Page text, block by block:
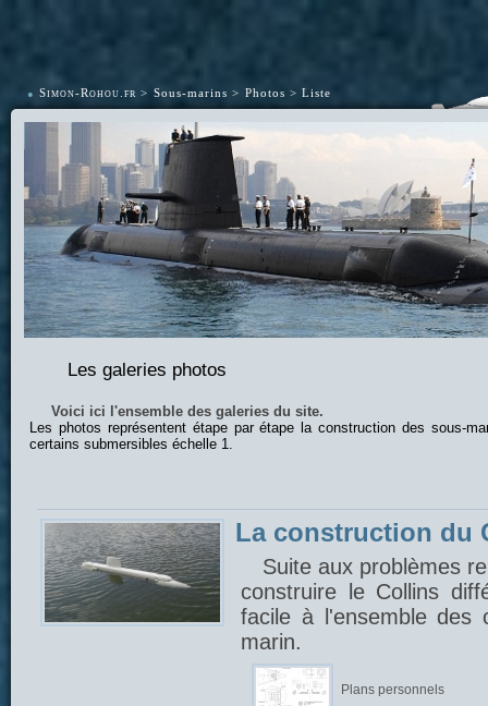
• Simon-Rohou.fr Sous-marins Photos Liste
Les galeries photos
Voici ici l'ensemble des galeries du site.
Les photos représentent étape par étape la construction des sous-
certains submersibles échelle 1.
La construction du
Suite aux problèmes
construire le Collins
facile à l'ensemble des
marin.
Plans personnels